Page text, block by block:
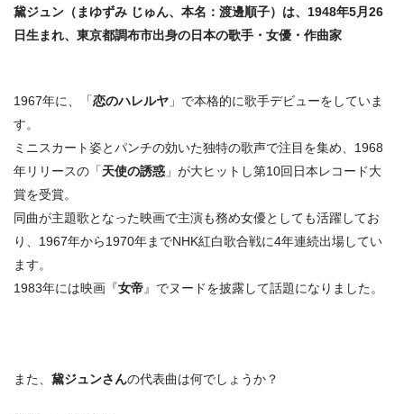
黛ジュン（まゆずみ じゅん、本名：渡邊順子）は、1948年5月26
日生まれ、東京都調布市出身の日本の歌手・女優・作曲家
1967年に、「恋のハレルヤ 」で本格的に歌手デビューをしていま
す。
ミニスカート姿とパンチの効いた独特の歌声で注目を集め、1968
年リリースの「天使の誘惑 」が大ヒットし第10回日本レコード大
賞を受賞。
同曲が主題歌となった映画で主演も務め女優としても活躍してお
り、1967年から1970年までNHK紅白歌合戦に4年連続出場してい
ます。
1983年には映画『女帝』でヌードを披露して話題になりました。
また、 黛ジュンさんの代表曲は何でしょうか？